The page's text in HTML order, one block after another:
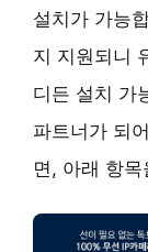
설치가 가능
지 지원되니
디든 설치 가
파트너가 되
면, 아래 항